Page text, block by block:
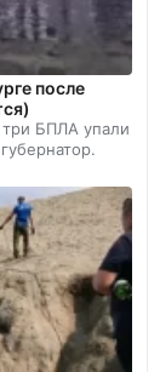
после
БПЛА упали